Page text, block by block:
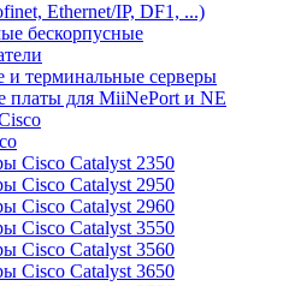
Ethernet/IP, DF1, ...)
бескорпусные
и терминальные серверы
платы для MiiNePort и NE
Cisco Catalyst 2350
Cisco Catalyst 2950
Cisco Catalyst 2960
Cisco Catalyst 3550
Cisco Catalyst 3560
Cisco Catalyst 3650